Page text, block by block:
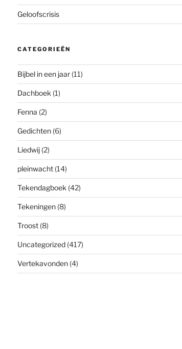
Geloofscrisis
CATEGORIEËN
Bijbel in een jaar(11)
Dachboek (1)
Fenna (2)
Gedichten(6)
Liedwij(2)
pleinwacht(14)
Tekendagboek (42)
Tekeningen(8)
Troost(8)
Uncategorized(417)
Vertekavonden(4)